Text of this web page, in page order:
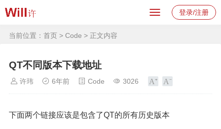
登录/注册
当前位置： 首页 > Code > 正文内容
QT不同版本下载地址
许玮 6年前 Code 3026
下面两个链接应该是包含了QT的所有历史版本